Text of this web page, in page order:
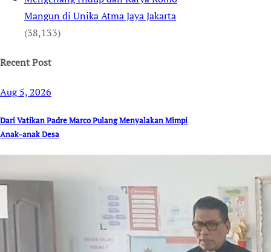
Mangun di Unika Atma Jaya Jakarta
(38,133)
Recent Post
Aug 5, 2026
Dari Vatikan Padre Marco Pulang Menyalakan Mimpi
Anak-anak Desa